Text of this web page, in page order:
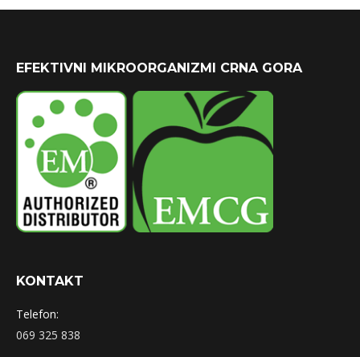
EFEKTIVNI MIKROORGANIZMI CRNA GORA
KONTAKT
Telefon:
069 325 838